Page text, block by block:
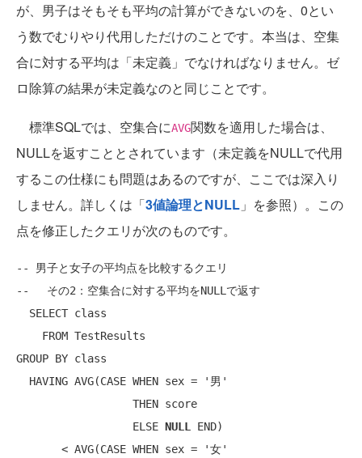
が、男子はそもそも平均の計算ができないのを、0とい
う数でむりやり代用しただけのことです。本当は、空集
合に対する平均は「未定義」でなければなりません。ゼ
ロ除算の結果が未定義なのと同じことです。
標準SQLでは、空集合にAVG関数を適用した場合は、
NULLを返すこととされています（未定義をNULLで代用
するこの仕様にも問題はあるのですが、ここでは深入り
しません。詳しくは「3値論理とNULL 」を参照）。この
点を修正したクエリが次のものです。
-- 男子と女子の平均点を比較するクエリ
-- 　その2：空集合に対する平均をNULLで返す
SELECT class
FROM
GROUP BY class
HAVING AVG(CASE WHEN sex =
'男'
THEN score
ELSE NULL END)
       <
AVG(CASE WHEN sex =
'女'